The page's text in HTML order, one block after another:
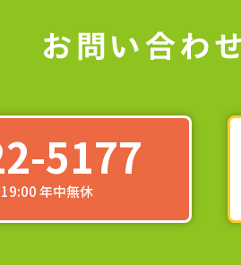
5177
年中無休